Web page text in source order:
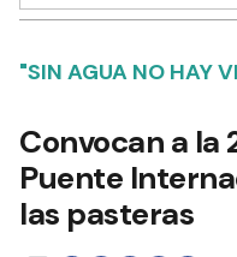
"SIN AGUA NO HAY
Convocan a la
Puente
las pasteras